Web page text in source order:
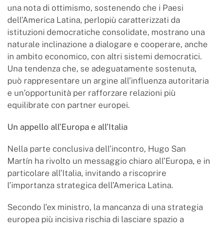
una nota di ottimismo, sostenendo che i Paesi
dell’America Latina, perlopiù caratterizzati da
istituzioni democratiche consolidate, mostrano una
naturale inclinazione a dialogare e cooperare, anche
in ambito economico, con altri sistemi democratici.
Una tendenza che, se adeguatamente sostenuta,
può rappresentare un argine all’influenza autoritaria
e un’opportunità per rafforzare relazioni più
equilibrate con partner europei.
Un appello all’Europa e all’Italia
Nella parte conclusiva dell’incontro, Hugo San
Martín ha rivolto un messaggio chiaro all’Europa, e in
particolare all’Italia, invitando a riscoprire
l’importanza strategica dell’America Latina.
Secondo l’ex ministro, la mancanza di una strategia
europea più incisiva rischia di lasciare spazio a